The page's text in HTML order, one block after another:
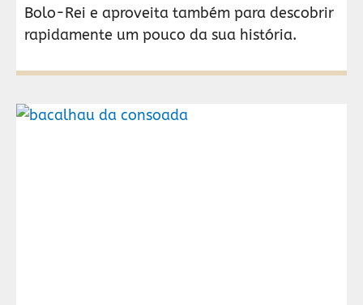
Bolo-Rei e aproveita também para descobrir
rapidamente um pouco da sua história.